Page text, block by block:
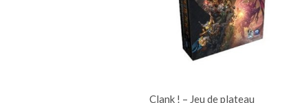
Clank ! – Jeu de plateau